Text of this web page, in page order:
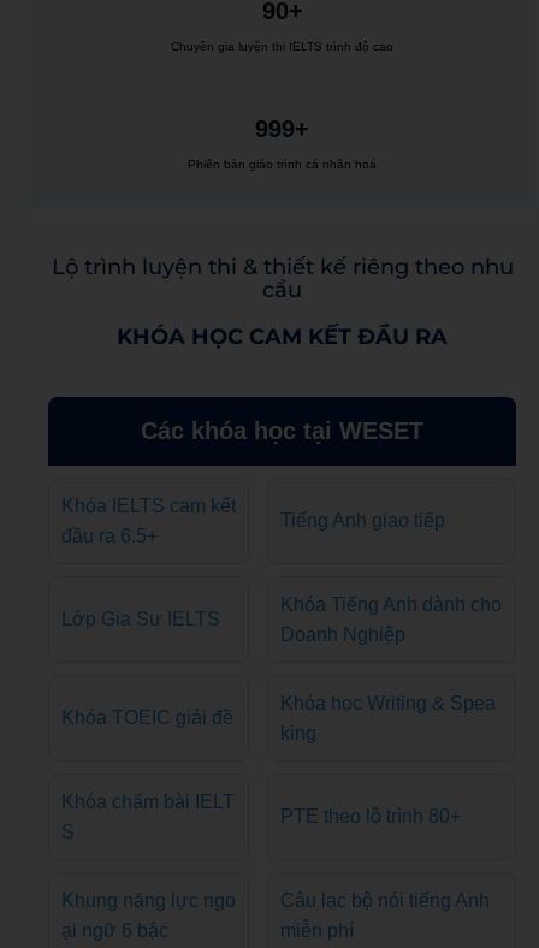
90+
Chuyên gia luyện thi IELTS trình độ cao
999+
Phiên bản giáo trình cá nhân hoá
Lộ trình luyện thi & thiết kế riêng theo nhu
cầu
KHÓA HỌC CAM KẾT ĐẦU RA
Các khóa học tại WESET
Khóa IELTS cam kết
đầu ra 6.5+
Tiếng Anh giao tiếp
Lớp Gia Sư IELTS
Khóa Tiếng Anh dành cho
Doanh Nghiệp
Khóa TOEIC giải đề
Khóa học Writing & Spea
king
Khóa chấm bài IELT
S
PTE theo lộ trình 80+
Khung năng lực ngo
ại ngữ 6 bậc
Câu lạc bộ nói tiếng Anh
miễn phí